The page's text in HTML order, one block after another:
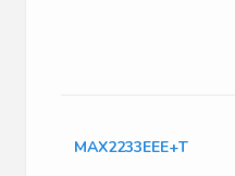
MAX2233EEE+T